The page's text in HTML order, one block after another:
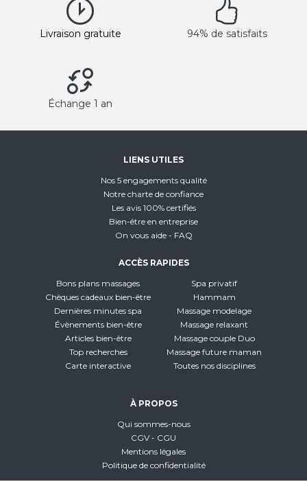
Livraison gratuite 94% de satisfaits
Échange 1 an
LIENS UTILES
Nos 5 engagements qualité
Notre charte de confiance
Les avis 100% certifiés
Bien-être en entreprise
On vous aide - FAQ
ACCÈS RAPIDES
Bons plans massages
Chèques cadeaux bien-être
Dernières minutes spa
Évènements bien-être
Articles bien-être
Top recherches
Carte interactive
Spa privatif
Hammam
Massage modelage
Massage relaxant
Massage couple Duo
Massage future maman
Toutes nos disciplines
À PROPOS
Qui sommes-nous
CGV - CGU
Mentions légales
Politique de confidentialité